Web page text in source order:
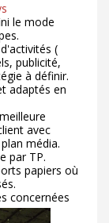
le mode
(
publicité,
à définir.
adaptés en
avec
média.
par TP.
papiers où
concernées